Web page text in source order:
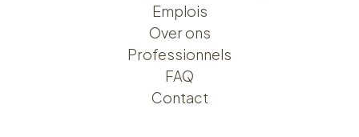
Emplois
Over ons​​
Professionnels
FAQ
Contact